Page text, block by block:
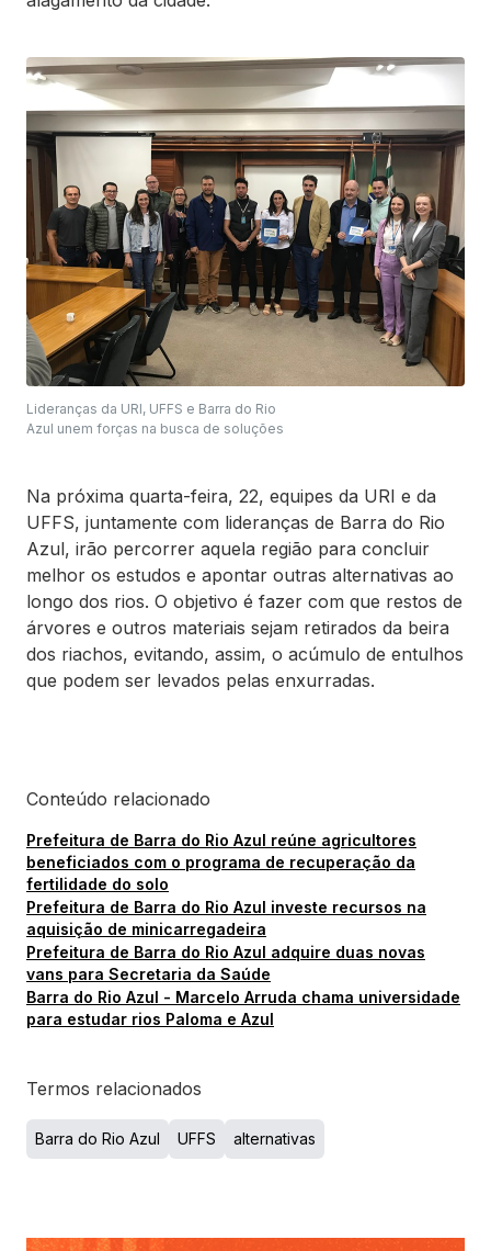
Lideranças da URI, UFFS e Barra do Rio
Azul unem forças na busca de soluções
Na próxima quarta-feira, 22, equipes da URI e da
UFFS, juntamente com lideranças de Barra do Rio
Azul, irão percorrer aquela região para concluir
melhor os estudos e apontar outras alternativas ao
longo dos rios. O objetivo é fazer com que restos de
árvores e outros materiais sejam retirados da beira
dos riachos, evitando, assim, o acúmulo de entulhos
que podem ser levados pelas enxurradas.
Conteúdo relacionado
Prefeitura de Barra do Rio Azul reúne agricultores
beneficiados com o programa de recuperação da
fertilidade do solo
Prefeitura de Barra do Rio Azul investe recursos na
aquisição de minicarregadeira
Prefeitura de Barra do Rio Azul adquire duas novas
vans para Secretaria da Saúde
Barra do Rio Azul - Marcelo Arruda chama universidade
para estudar rios Paloma e Azul
Termos relacionados
Barra do Rio Azul UFFS alternativas